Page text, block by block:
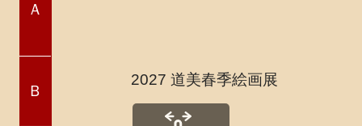
Ａ
2027 道美春季絵画展
Ｂ